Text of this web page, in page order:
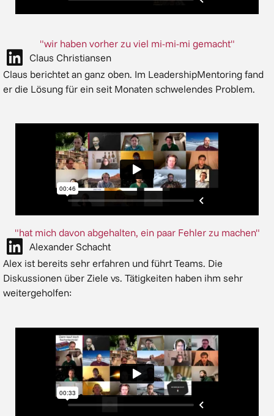
"wir haben vorher zu viel mi-mi-mi gemacht"
Claus Christiansen
Claus berichtet an ganz oben. Im LeadershipMentoring fand
er die Lösung für ein seit Monaten schwelendes Problem.
"hat mich davon abgehalten, ein paar Fehler zu machen"
Alexander Schacht
Alex ist bereits sehr erfahren und führt Teams. Die
Diskussionen über Ziele vs. Tätigkeiten haben ihm sehr
weitergeholfen: